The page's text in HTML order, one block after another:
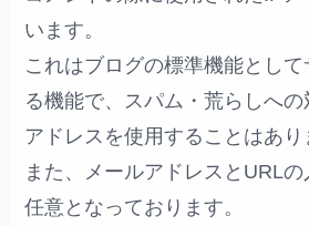
います。
これはブログの標準機能とし
る機能で、スパム・荒らしへ
アドレスを使用することはあり
また、メールアドレスとURLの
任意となっております。